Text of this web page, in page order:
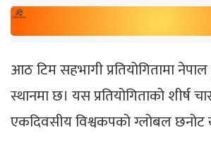
आठ टिम सहभागी प्रतियोगितामा नेपाल
स्थानमा छ। यस प्रतियोगिताको शीर्ष
एकदिवसीय विश्वकपको ग्लोबल